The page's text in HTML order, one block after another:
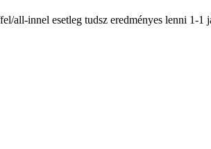
all-innel esetleg tudsz eredményes lenni 1-1